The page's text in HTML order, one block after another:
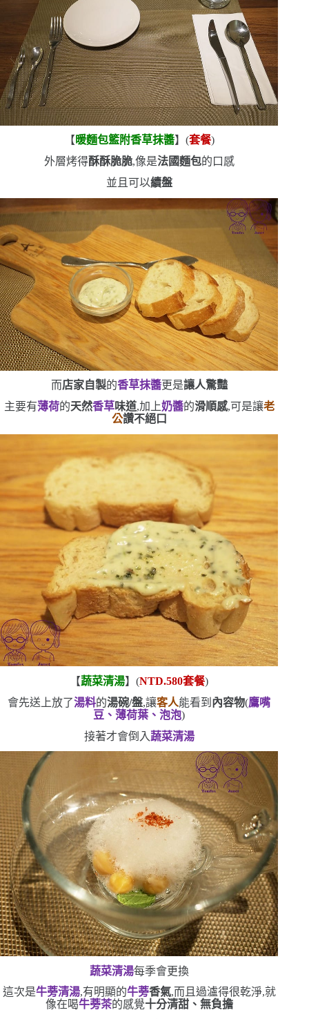
【 暖麵包籃附香草抹醬】 (套餐)
外層烤得酥酥脆脆,像是法國麵包的口感
並且可以續盤
而店家自製的香草抹醬更是讓人驚豔
主要有薄荷的天然香草味道,加上奶醬的滑順感,可是讓老
公讚不絕口
【蔬菜清湯】(NTD.580套餐)
會先送上放了湯料的湯碗/盤,讓客人能看到 內容物(鷹嘴
豆、薄荷葉、泡泡)
接著才會倒入 蔬菜清湯
蔬菜清湯每季會更換
這次是牛蒡清湯,有明顯的牛蒡香氣,而且過瀘得很乾淨,就
像在喝牛蒡茶的感覺十分清甜、無負擔